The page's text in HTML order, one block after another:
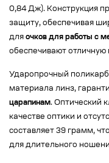
0,84 Дж). Конструкция
защиту, обеспечивая
для очков для работы с
обеспечивают
Ударопрочный
материала линз,
царапинам. Оптический
качестве оптики и
составляет 39 грамм,
для длительного